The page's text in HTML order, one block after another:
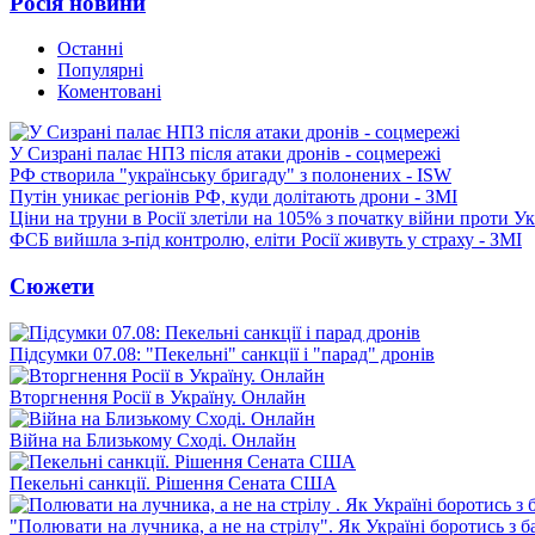
Останні
Популярні
Коментовані
У Сизрані палає НПЗ після атаки дронів - соцмережі
РФ створила "українську бригаду" з полонених - ISW
Путін уникає регіонів РФ, куди долітають дрони - ЗМІ
Ціни на труни в Росії злетіли на 105% з початку війни проти
ФСБ вийшла з-під контролю, еліти Росії живуть у страху - ЗМІ
Сюжети
Підсумки 07.08: "Пекельні" санкції і "парад" дронів
Вторгнення Росії в Україну. Онлайн
Війна на Близькому Сході. Онлайн
Пекельні санкції. Рішення Сената США
"Полювати на лучника, а не на стрілу". Як Україні боротись з